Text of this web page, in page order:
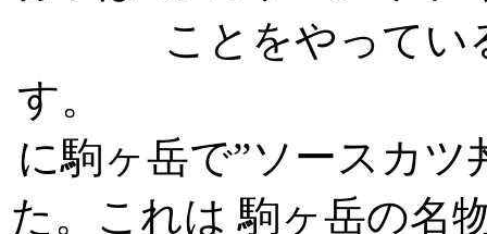
ことをやってい
す。 今
に駒ヶ岳で”ソースカ
た。これは 駒ヶ岳の名